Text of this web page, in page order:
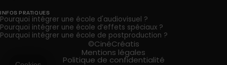
INFOS PRATIQUES
Pourquoi intégrer une école d'audiovisuel ?
Pourquoi intégrer une école d’effets spéciaux ?
Pourquoi intégrer une école de postproduction ?
©CinéCréatis
Mentions légales
Politique de confidentialité